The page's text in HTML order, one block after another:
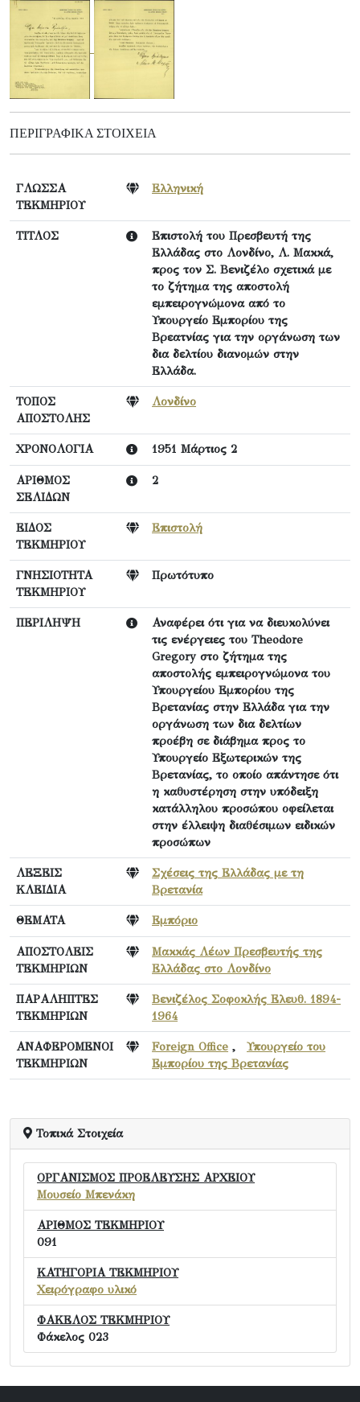
ΠΕΡΙΓΡΑΦΙΚΆ ΣΤΟΙΧΕΊΑ
ΓΛΩΣΣΑ
ΤΕΚΜΗΡΙΟΥ
Ελληνική
ΤΙΤΛΟΣ
Επιστολή του Πρεσβευτή της
Ελλάδας στο Λονδίνο, Λ. Μακκά,
προς τον Σ. Βενιζέλο σχετικά με
το ζήτημα της αποστολή
εμπειρογνώμονα από το
Υπουργείο Εμπορίου της
Βρεατνίας για την οργάνωση των
δια δελτίου διανομών στην
Ελλάδα.
ΤΟΠΟΣ
ΑΠΟΣΤΟΛΗΣ
Λονδίνο
ΧΡΟΝΟΛΟΓΙΑ 1951 Μάρτιος 2
ΑΡΙΘΜΟΣ
ΣΕΛΙΔΩΝ
2
ΕΙΔΟΣ
ΤΕΚΜΗΡΙΟΥ
Επιστολή
ΓΝΗΣΙΟΤΗΤΑ
ΤΕΚΜΗΡΙΟΥ
Πρωτότυπο
ΠΕΡΙΛΗΨΗ
Αναφέρει ότι για να διευκολύνει
τις ενέργειες του Theodore
Gregory στο ζήτημα της
αποστολής εμπειρογνώμονα του
Υπουργείου Εμπορίου της
Βρετανίας στην Ελλάδα για την
οργάνωση των δια δελτίων
προέβη σε διάβημα προς το
Υπουργείο Εξωτερικών της
Βρετανίας, το οποίο απάντησε ότι
η καθυστέρηση στην υπόδειξη
κατάλληλου προσώπου οφείλεται
στην έλλειψη διαθέσιμων ειδικών
προσώπων
ΛΕΞΕΙΣ
ΚΛΕΙΔΙΑ
Σχέσεις της Ελλάδας με τη
Βρετανία
ΘΕΜΑΤΑ Εμπόριο
ΑΠΟΣΤΟΛΕΙΣ
ΤΕΚΜΗΡΙΩΝ
Μακκάς Λέων Πρεσβευτής της
Ελλάδας στο Λονδίνο
ΠΑΡΑΛΗΠΤΕΣ
ΤΕΚΜΗΡΙΩΝ
Βενιζέλος Σοφοκλής Ελευθ. 1894-
1964
ΑΝΑΦΕΡΟΜΕΝΟΙ
ΤΕΚΜΗΡΙΩΝ
Foreign Office , Υπουργείο του
Εμπορίου της Βρετανίας
Τοπικά Στοιχεία
ΟΡΓΑΝΙΣΜΟΣ ΠΡΟΕΛΕΥΣΗΣ ΑΡΧΕΙΟΥ
Μουσείο Μπενάκη
ΑΡΙΘΜΟΣ ΤΕΚΜΗΡΙΟΥ
091
ΚΑΤΗΓΟΡΙΑ ΤΕΚΜΗΡΙΟΥ
Χειρόγραφο υλικό
ΦΑΚΕΛΟΣ ΤΕΚΜΗΡΙΟΥ
Φάκελος 023